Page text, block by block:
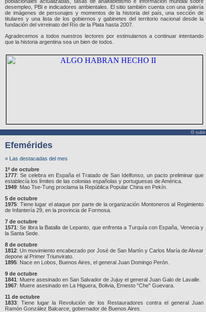
desempleo, PBI e indicadores ambientales. El sitio también cuenta con una galería
de imágenes de personajes y momentos de la historia del país, una sección de
titulares y una lista de los gobiernos y gabinetes del territorio nacional desde la
fundación del virreinato del Río de la Plata hasta 2007.
Agradecemos a todos nuestros lectores por estimularnos a continuar intentando
que la historia argentina sea un bien de todos.
Θ subir
Efemérides
» Las destacadas del mes
1º de octubre
1777: Se celebra en España el Tratado de San Idelfonso, un pacto preliminar que
establecía los límites de las colonias españolas y portuguesas de América.
1949: Mao Tse-Tung proclama la República Popular China en Pekín.
5 de octubre
1975: Tiene lugar el ataque por parte de la organización Montoneros al Regimiento
de Infantería 29, en la provincia de Formosa.
7 de octubre
1571: Se libra la Batalla de Lepanto, que enfrenta a Turquía con España, Venecia y
la Santa Sede.
8 de octubre
1812: Un movimiento encabezado por José de San Martín y Carlos María de Alvear
depone al Primer Triunvirato.
1895: Nace en Lobos, Buenos Aires, el general Juan Domingo Perón.
9 de octubre
1841: Muere asesinado en San Salvador de Jujuy el general Juan Galo de Lavalle.
1967: Muere asesinado en La Higuera, Bolivia, Ernesto "Che" Guevara.
11 de octubre
1833: Tiene lugar la Revolución de los Restauradores contra el general Juan
Ramón González Balcarce, gobernador de Buenos Aires.